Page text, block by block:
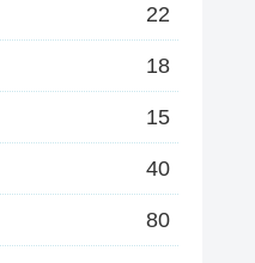
22
18
15
40
80